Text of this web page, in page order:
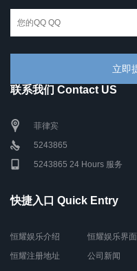
联系我们 Contact US
菲律宾
5243865
5243865 24 Hours 服务
快捷入口 Quick Entry
恒耀娱乐介绍
恒耀注册地址
恒耀娱乐界面
公司新闻